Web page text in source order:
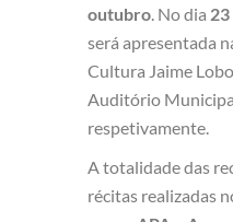
outubro. No dia
será apresentada
Cultura Jaime
Auditório
respetivamente.
A totalidade das
récitas realizadas